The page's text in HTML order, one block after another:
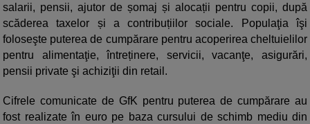
salarii, pensii, ajutor de șomaj și alocații pentru copii, după
scăderea taxelor și a contribuțiilor sociale. Populaţia îşi
foloseşte puterea de cumpărare pentru acoperirea cheltuielilor
pentru alimentaţie, întreținere, servicii, vacanţe, asigurări,
pensii private şi achiziţii din retail.
Cifrele comunicate de GfK pentru puterea de cumpărare au
fost realizate în euro pe baza cursului de schimb mediu din